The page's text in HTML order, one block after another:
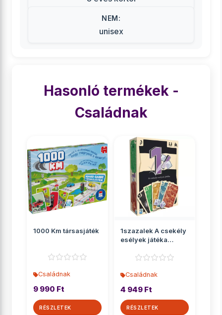
NEM:
unisex
Hasonló termékek -
Családnak
1000 Km társasjáték
Családnak
9 990 Ft
RÉSZLETEK
1szazalek A csekély
esélyek játéka
Családnak
4 949 Ft
RÉSZLETEK